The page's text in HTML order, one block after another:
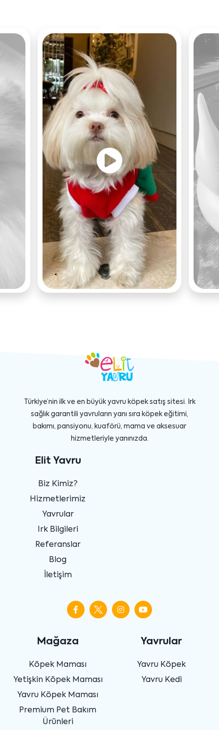
Türkiye’nin ilk ve en büyük yavru köpek satış sitesi. Irk
sağlık garantili yavruların yanı sıra köpek eğitimi,
bakımı, pansiyonu, kuaförü, mama ve aksesuar
hizmetleriyle yanınızda.
Elit Yavru
Biz Kimiz?
Hizmetlerimiz
Yavrular
Irk Bilgileri
Referanslar
Blog
İletişim
Mağaza
Köpek Maması
Yetişkin Köpek Maması
Yavru Köpek Maması
Premium Pet Bakım
Ürünleri
Yavrular
Yavru Köpek
Yavru Kedi